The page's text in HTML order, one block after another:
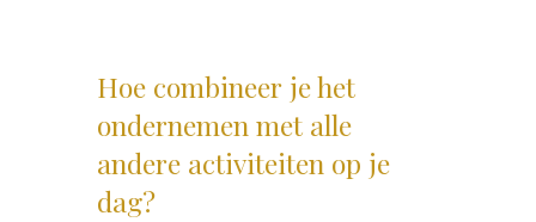
Hoe combineer je het
ondernemen met alle
andere activiteiten op je
dag?